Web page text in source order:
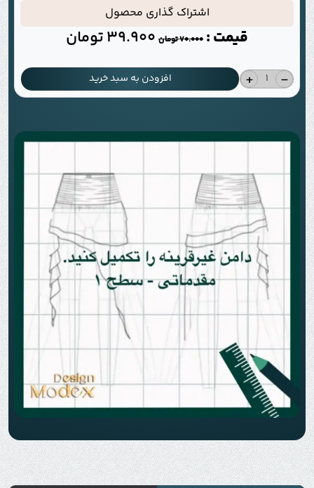
اشتراک گذاری محصول
قیمت : 70.000تومان 39.900تومان
-
+ افزودن به سبد خرید